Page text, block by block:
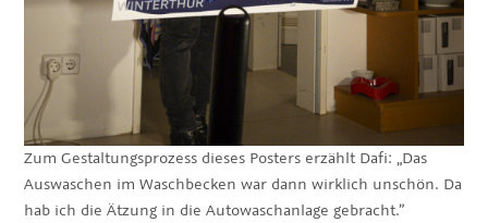
Zum Gestaltungsprozess dieses Posters erzählt Dafi: „Das
Auswaschen im Waschbecken war dann wirklich unschön. Da
hab ich die Ätzung in die Autowaschanlage gebracht.”